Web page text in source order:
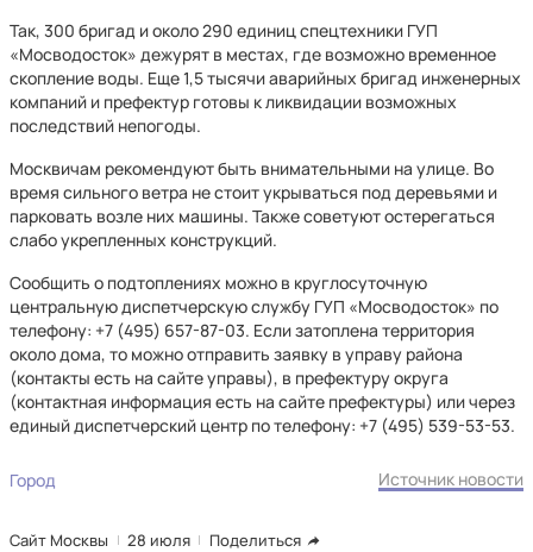
Так, 300 бригад и около 290 единиц спецтехники ГУП
«Мосводосток» дежурят в местах, где возможно временное
скопление воды. Еще 1,5 тысячи аварийных бригад инженерных
компаний и префектур готовы к ликвидации возможных
последствий непогоды.
Москвичам рекомендуют быть внимательными на улице. Во
время сильного ветра не стоит укрываться под деревьями и
парковать возле них машины. Также советуют остерегаться
слабо укрепленных конструкций.
Сообщить о подтоплениях можно в круглосуточную
центральную диспетчерскую службу ГУП «Мосводосток» по
телефону: +7 (495) 657-87-03. Если затоплена территория
около дома, то можно отправить заявку в управу района
(контакты есть на сайте управы), в префектуру округа
(контактная информация есть на сайте префектуры) или через
единый диспетчерский центр по телефону: +7 (495) 539-53-53.
Город Источник новости
Сайт Москвы 28 июля Поделиться